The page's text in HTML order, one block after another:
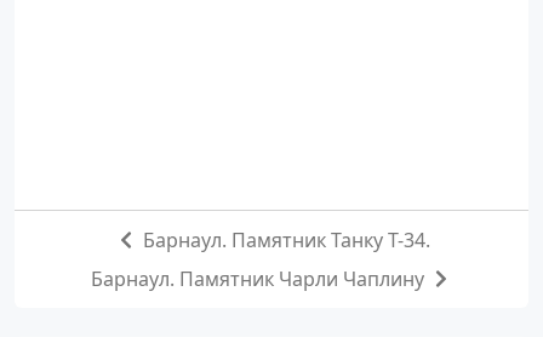
Барнаул. Памятник Танку Т-34.
Барнаул. Памятник Чарли Чаплину